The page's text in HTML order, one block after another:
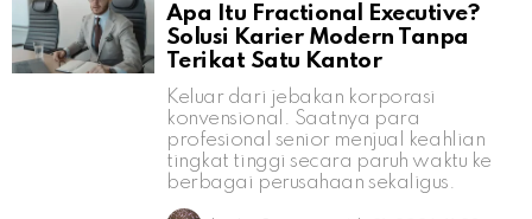
Apa Itu Fractional Executive?
Solusi Karier Modern Tanpa
Terikat Satu Kantor
Keluar dari jebakan korporasi
konvensional. Saatnya para
profesional senior menjual keahlian
tingkat tinggi secara paruh waktu ke
berbagai perusahaan sekaligus.